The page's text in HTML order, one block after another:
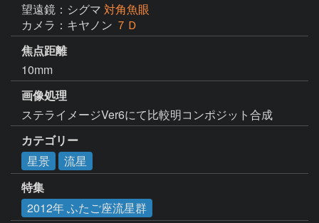
望遠鏡：シグマ 対角魚眼
カメラ：キヤノン ７Ｄ
焦点距離
10mm
画像処理
ステライメージVer6にて比較明コンポジット合成
カテゴリー
星景
流星
特集
2012年 ふたご座流星群